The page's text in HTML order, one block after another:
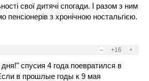
свої дитячі спогади. І разом з ним
пенсіонерів з хронічною ностальгією.
– +16 +
спусия 4 года поевратился в
в прошлые годы к 9 мая